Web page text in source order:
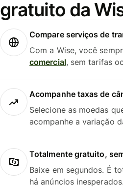
gratuito da
Compare serviços de
Com a Wise, você
comercial, sem tarifas
Acompanhe taxas de
Selecione as moedas
acompanhe a variação
Totalmente gratuito,
Baixe em segundos. É
há anúncios inesperados.